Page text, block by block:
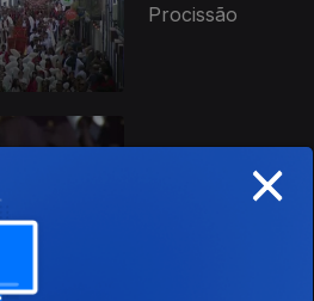
Procissão
×